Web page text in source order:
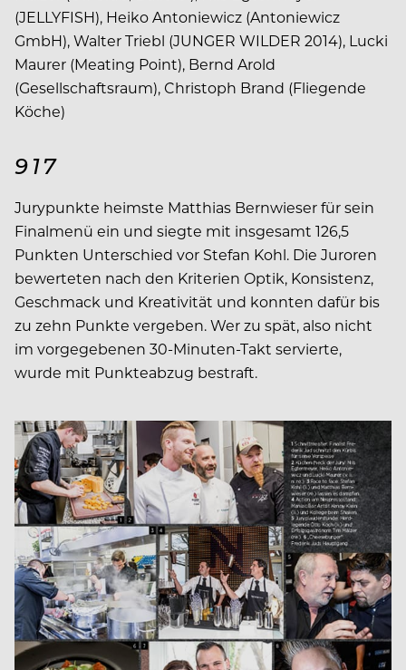
(JELLYFISH), Heiko Antoniewicz (Antoniewicz
GmbH), Walter Triebl (JUNGER WILDER 2014), Lucki
Maurer (Meating Point), Bernd Arold
(Gesellschaftsraum), Christoph Brand (Fliegende
Köche)
917
Jurypunkte heimste Matthias Bernwieser für sein
Finalmenü ein und siegte mit insgesamt 126,5
Punkten Unterschied vor Stefan Kohl. Die Juroren
bewerteten nach den Kriterien Optik, Konsistenz,
Geschmack und Kreativität und konnten dafür bis
zu zehn Punkte vergeben. Wer zu spät, also nicht
im vorgegebenen 30-Minuten-Takt servierte,
wurde mit Punkteabzug bestraft.